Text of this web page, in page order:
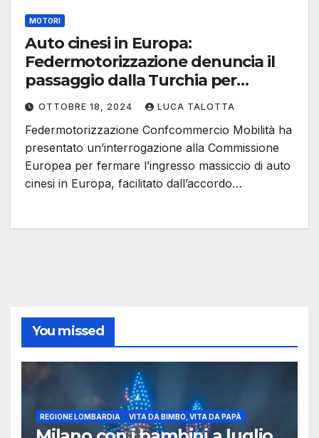
MOTORI
Auto cinesi in Europa:
Federmotorizzazione denuncia il
passaggio dalla Turchia per
aggirare i dazi
OTTOBRE 18, 2024 LUCA TALOTTA
Federmotorizzazione Confcommercio Mobilità ha
presentato un’interrogazione alla Commissione
Europea per fermare l’ingresso massiccio di auto
cinesi in Europa, facilitato dall’accordo…
You missed
REGIONE LOMBARDIA VITA DA BIMBO, VITA DA PAPÀ